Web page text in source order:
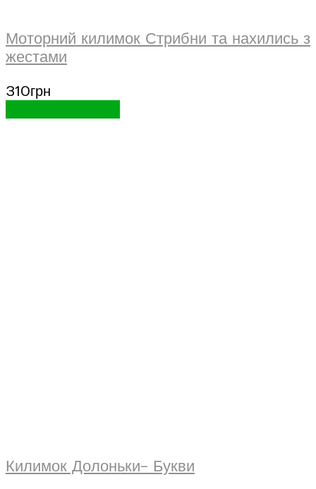
Моторний килимок Стрибни та нахились з
жестами
310грн
Килимок Долоньки- Букви